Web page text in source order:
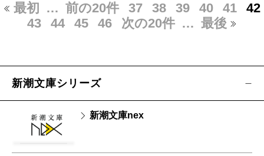
最初 … 前の20件 37 38 39 40 41
42
43
44 45 46 次の20件 … 最後
新潮文庫シリーズ
新潮文庫nex